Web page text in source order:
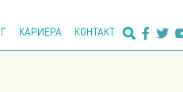
КАРИЕРА КОНТАКТ